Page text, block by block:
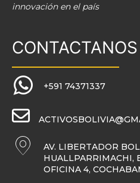
innovación en el país
CONTACTANOS
+591 74371337
AV. LIBERTADOR
HUALLPARRIMACHI,
OFICINA 4,